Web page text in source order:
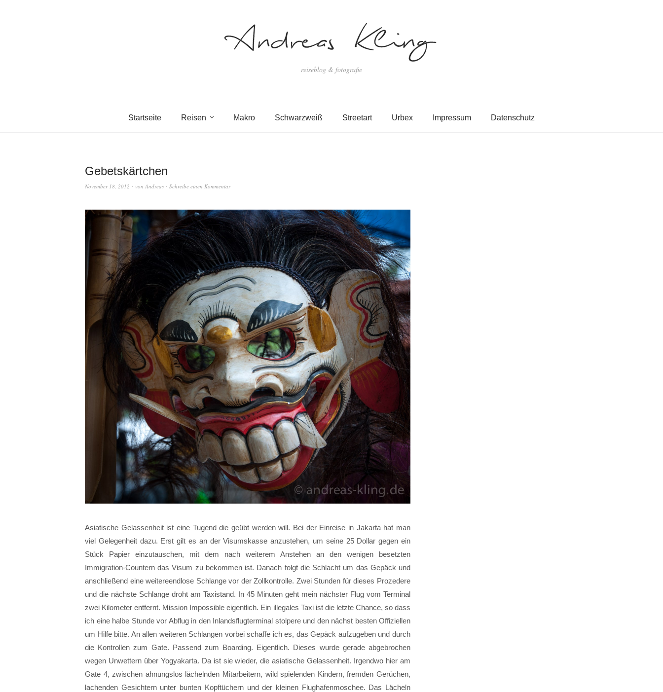
reiseblog & fotografie
Startseite Reisen Makro Schwarzweiß Streetart Urbex Impressum Datenschutz
Gebetskärtchen
November 18, 2012 von Andreas Schreibe einen Kommentar
Asiatische Gelassenheit ist eine Tugend die geübt werden will. Bei der Einreise in Jakarta hat man
viel Gelegenheit dazu. Erst gilt es an der Visumskasse anzustehen, um seine 25 Dollar gegen ein
Stück Papier einzutauschen, mit dem nach weiterem Anstehen an den wenigen besetzten
Immigration-Countern das Visum zu bekommen ist. Danach folgt die Schlacht um das Gepäck und
anschließend eine weitereendlose Schlange vor der Zollkontrolle. Zwei Stunden für dieses Prozedere
und die nächste Schlange droht am Taxistand. In 45 Minuten geht mein nächster Flug vom Terminal
zwei Kilometer entfernt. Mission Impossible eigentlich. Ein illegales Taxi ist die letzte Chance, so dass
ich eine halbe Stunde vor Abflug in den Inlandsflugterminal stolpere und den nächst besten Offiziellen
um Hilfe bitte. An allen weiteren Schlangen vorbei schaffe ich es, das Gepäck aufzugeben und durch
die Kontrollen zum Gate. Passend zum Boarding. Eigentlich. Dieses wurde gerade abgebrochen
wegen Unwettern über Yogyakarta. Da ist sie wieder, die asiatische Gelassenheit. Irgendwo hier am
Gate 4, zwischen ahnungslos lächelnden Mitarbeitern, wild spielenden Kindern, fremden Gerüchen,
lachenden Gesichtern unter bunten Kopftüchern und der kleinen Flughafenmoschee. Das Lächeln